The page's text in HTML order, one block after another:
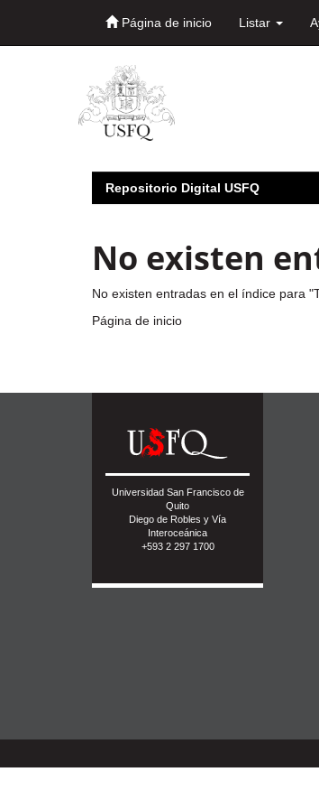
Página de inicio Listar
Repositorio Digital USFQ
No existen
No existen entradas en el índice para
Página de inicio
Universidad San Francisco de
Quito
Diego de Robles y Vía
Interoceánica
+593 2 297 1700